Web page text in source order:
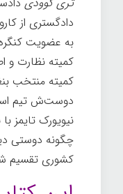
به عضویت
کمیته نظارت و
کمیته منتخب
دوست‌ش تیم
نیویورک تایمز با
چگونه دوستی
کشوری تقسیم